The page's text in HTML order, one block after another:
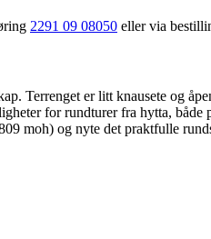
2291 09 08050 eller via
er litt knausete og
for rundturer fra hytta,
moh) og nyte det praktfulle